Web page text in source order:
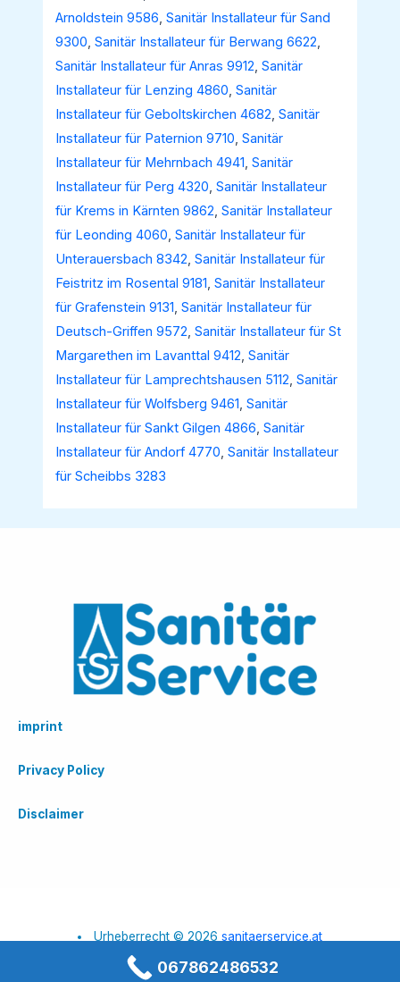
Arnoldstein 9586,Sanitär Installateur für Sand
9300,Sanitär Installateur für Berwang 6622,
Sanitär Installateur für Anras 9912,Sanitär
Installateur für Lenzing 4860,Sanitär
Installateur für Geboltskirchen 4682,Sanitär
Installateur für Paternion 9710,Sanitär
Installateur für Mehrnbach 4941,Sanitär
Installateur für Perg 4320,Sanitär Installateur
für Krems in Kärnten 9862,Sanitär Installateur
für Leonding 4060,Sanitär Installateur für
Unterauersbach 8342,Sanitär Installateur für
Feistritz im Rosental 9181,Sanitär Installateur
für Grafenstein 9131,Sanitär Installateur für
Deutsch-Griffen 9572,Sanitär Installateur für St
Margarethen im Lavanttal 9412,Sanitär
Installateur für Lamprechtshausen 5112,Sanitär
Installateur für Wolfsberg 9461,Sanitär
Installateur für Sankt Gilgen 4866,Sanitär
Installateur für Andorf 4770,Sanitär Installateur
für Scheibbs 3283
imprint
Privacy Policy
Disclaimer
Urheberrecht © 2026sanitaerservice.at
067862486532